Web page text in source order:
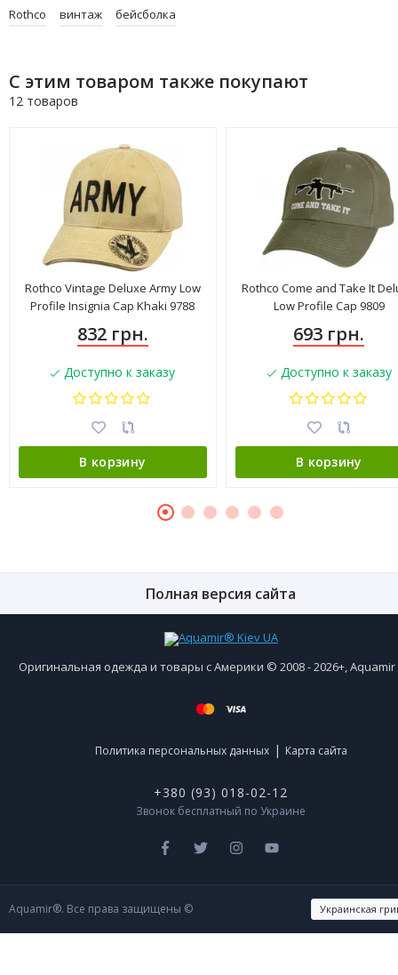
Rothco винтаж бейсболка
С этим товаром также покупают
12 товаров
Rothco Vintage Deluxe Army Low
Profile Insignia Cap Khaki 9788
832 грн.
Доступно к заказу
В корзину
Rothco Come and Take It
Low Profile Cap 9809
693 грн.
Доступно к заказу
В корзину
Полная версия сайта
Оригинальная одежда и товары с Америки © 2008 - 2026+,
Политика персональных данных | Карта сайта
+380 (93) 018-02-12
Звонок бесплатный по Украине
Aquamir®. Все права защищены ©